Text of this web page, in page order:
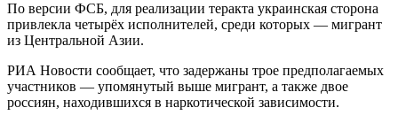
По версии ФСБ, для реализации теракта украинская сторона
привлекла четырёх исполнителей, среди которых — мигрант
из Центральной Азии.
РИА Новости сообщает, что задержаны трое предполагаемых
участников — упомянутый выше мигрант, а также двое
россиян, находившихся в наркотической зависимости.